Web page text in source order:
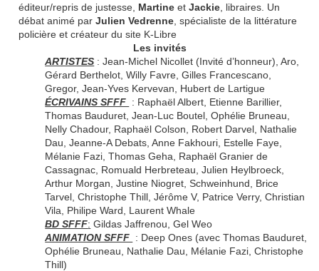
éditeur/repris de justesse, Martine et Jackie, libraires. Un
débat animé par Julien Vedrenne, spécialiste de la littérature
policière et créateur du site K-Libre
Les invités
ARTISTES : Jean-Michel Nicollet (Invité d’honneur), Aro,
Gérard Berthelot, Willy Favre, Gilles Francescano,
Gregor, Jean-Yves Kervevan, Hubert de Lartigue
ÉCRIVAINS SFFF : Raphaël Albert, Etienne Barillier,
Thomas Bauduret, Jean-Luc Boutel, Ophélie Bruneau,
Nelly Chadour, Raphaël Colson, Robert Darvel, Nathalie
Dau, Jeanne-A Debats, Anne Fakhouri, Estelle Faye,
Mélanie Fazi, Thomas Geha, Raphaël Granier de
Cassagnac, Romuald Herbreteau, Julien Heylbroeck,
Arthur Morgan, Justine Niogret, Schweinhund, Brice
Tarvel, Christophe Thill, Jérôme V, Patrice Verry, Christian
Vila, Philipe Ward, Laurent Whale
BD SFFF: Gildas Jaffrenou, Gel Weo
ANIMATION SFFF : Deep Ones (avec Thomas Bauduret,
Ophélie Bruneau, Nathalie Dau, Mélanie Fazi, Christophe
Thill)